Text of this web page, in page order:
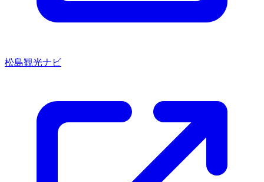
松島観光ナビ